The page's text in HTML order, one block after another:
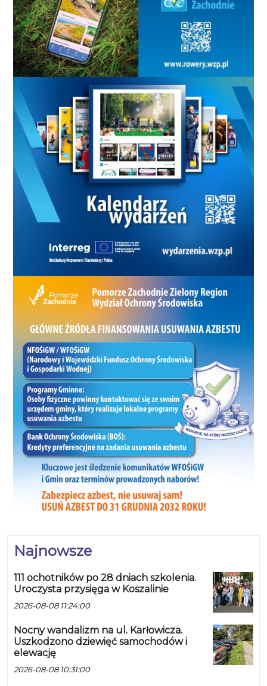
Najnowsze
111 ochotników po 28 dniach szkolenia.
Uroczysta przysięga w Koszalinie
2026-08-08 11:24:00
Nocny wandalizm na ul. Karłowicza.
Uszkodzono dziewięć samochodów i
elewację
2026-08-08 10:31:00